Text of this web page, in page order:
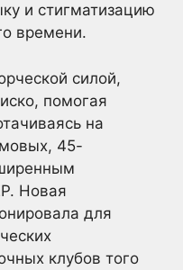
и стигматизацию
времени.
силой,
помогая
на
45-
Новая
для
клубов того